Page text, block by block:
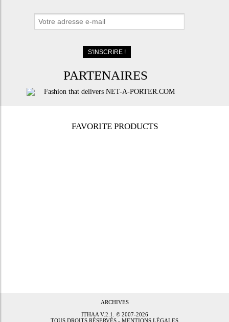
PARTENAIRES
FAVORITE PRODUCTS
ARCHIVES
ITHAAV.2.1. © 2007-2026
TOUS DROITS RÉSERVÉS - MENTIONS LÉGALES